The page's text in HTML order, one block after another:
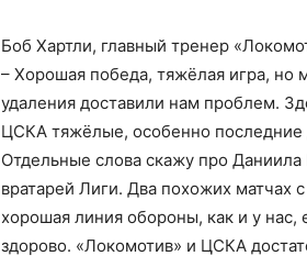
Боб Хартли, главный тренер
– Хорошая победа, тяжёлая игра,
удаления доставили нам проблем.
ЦСКА тяжёлые, особенно последние
Отдельные слова скажу про Даниила
вратарей Лиги. Два похожих
хорошая линия обороны, как и у
здорово. «Локомотив» и ЦСКА